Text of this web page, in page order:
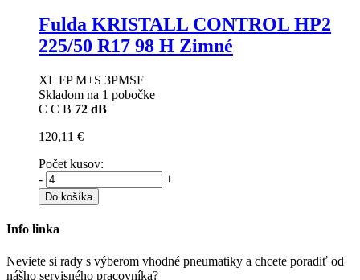
Fulda KRISTALL CONTROL HP2
225/50 R17 98 H Zimné
XL FP M+S 3PMSF
Skladom na 1 pobočke
C C B 72 dB
120,11 €
Počet kusov:
-
+
Do košíka
Info linka
Neviete si rady s výberom vhodné pneumatiky a chcete poradiť od
nášho servisného pracovníka?